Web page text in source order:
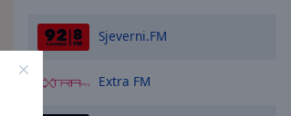
Sjeverni.FM
Extra FM